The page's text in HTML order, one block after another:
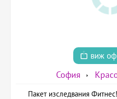
виж
София
Пакет изследвания